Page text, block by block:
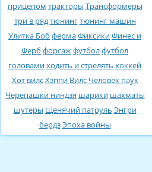
прицепом тракторы Трансформеры
три в рядтюнингтюнинг машин
Улитка Боб фермаФиксикиФинес и
Ферб форсажфутболфутбол
головамиходить и стрелять хоккей
Хот вилсХэппи Вилс Человек паук
Черепашки ниндзя шарики шахматы
шутеры Щенячий патруль Энгри
бердзЭпоха войны